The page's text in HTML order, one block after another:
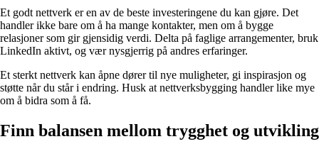
Et godt nettverk er en av de beste investeringene du kan gjøre. Det
handler ikke bare om å ha mange kontakter, men om å bygge
relasjoner som gir gjensidig verdi. Delta på faglige arrangementer, bruk
LinkedIn aktivt, og vær nysgjerrig på andres erfaringer.
Et sterkt nettverk kan åpne dører til nye muligheter, gi inspirasjon og
støtte når du står i endring. Husk at nettverksbygging handler like mye
om å bidra som å få.
Finn balansen mellom trygghet og utvikling